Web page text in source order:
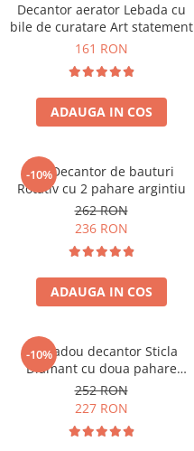
Decantor aerator Lebada cu
bile de curatare Art statement
161 RON
ADAUGA IN COS
-10%
Set Decantor de bauturi
Rotativ cu 2 pahare argintiu
262 RON
236 RON
ADAUGA IN COS
-10%
Set cadou decantor Sticla
Diamant cu doua pahare
Deluxe
252 RON
227 RON